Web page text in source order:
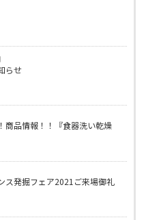
らせ
商品情報！！『食器洗い乾燥
ス発掘フェア2021ご来場御礼